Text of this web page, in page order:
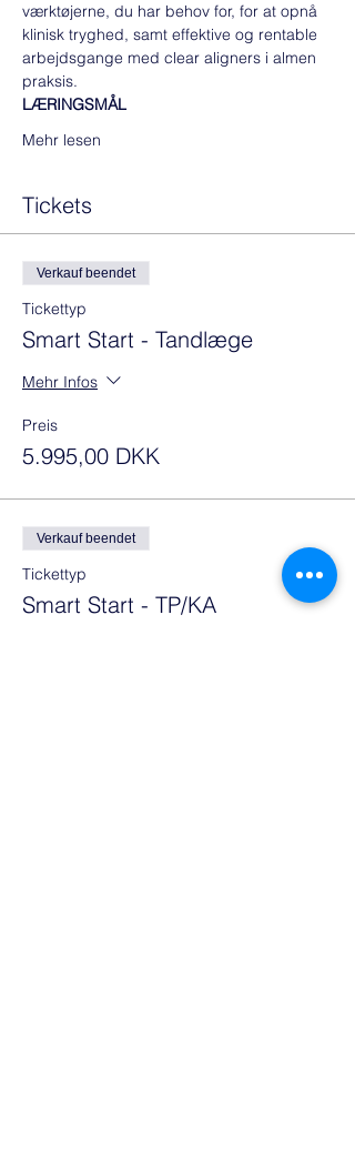
værktøjerne, du har behov for, for at opnå
klinisk tryghed, samt effektive og rentable
arbejdsgange med clear aligners i almen
praksis.
LÆRINGSMÅL
Mehr lesen
Tickets
Verkauf beendet
Tickettyp
Smart Start - Tandlæge
Mehr Infos
Preis
5.995,00 DKK
Verkauf beendet
Tickettyp
Smart Start - TP/KA